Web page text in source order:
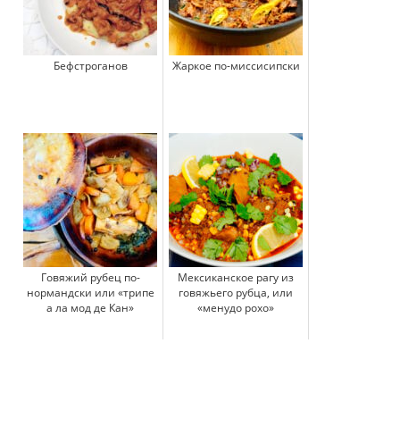
Бефстроганов Жаркое по-миссисипски
Говяжий рубец по-
нормандски или «трипе
а ла мод де Кан»
Мексиканское рагу из
говяжьего рубца, или
«менудо рохо»